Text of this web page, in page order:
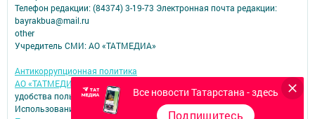
Все новости Татарстана - здесь
Подпишитесь
Телефон редакции: (84374) 3-19-73 Электронная почта редакции:
bayrakbua@mail.ru
other
Учредитель СМИ: АО «ТАТМЕДИА»
Антикоррупционная политика
АО «ТАТМЕДИА» использует «cookie»
для персонализации сервисов и
удобства пользователей сайтом.
Использование «cookie» можно отменить в настройках браузера.